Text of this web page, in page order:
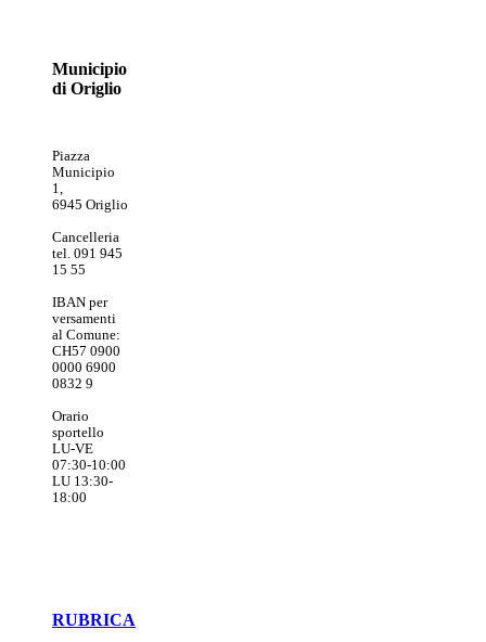
Municipio
di Origlio
Piazza
Municipio
1,
6945 Origlio
Cancelleria
tel. 091 945
15 55
IBAN per
versamenti
al Comune:
CH57 0900
0000 6900
0832 9
Orario
sportello
LU-VE
07:30-10:00
LU 13:30-
18:00
RUBRICA